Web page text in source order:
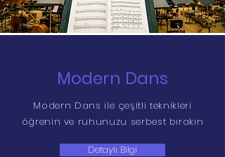
Modern Dans
Modern Dans ile çeşitli teknikleri
öğrenin ve ruhunuzu serbest bırakın
Detaylı Bilgi